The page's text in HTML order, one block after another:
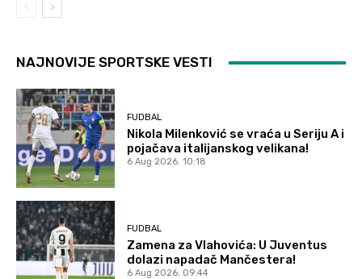
NAJNOVIJE SPORTSKE VESTI
FUDBAL
Nikola Milenković se vraća u Seriju A i
pojačava italijanskog velikana!
6 Aug 2026. 10:18
FUDBAL
Zamena za Vlahovića: U Juventus
dolazi napadač Mančestera!
6 Aug 2026. 09:44